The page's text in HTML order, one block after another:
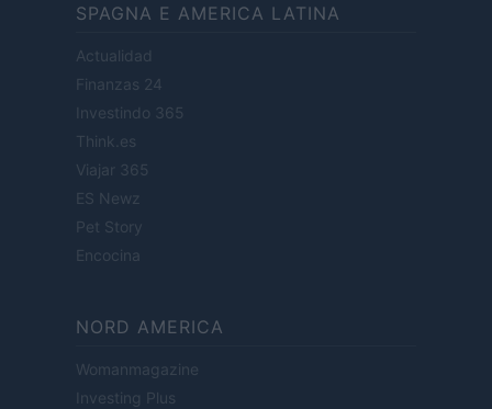
SPAGNA E AMERICA LATINA
Actualidad
Finanzas 24
Investindo 365
Think.es
Viajar 365
ES Newz
Pet Story
Encocina
NORD AMERICA
Womanmagazine
Investing Plus